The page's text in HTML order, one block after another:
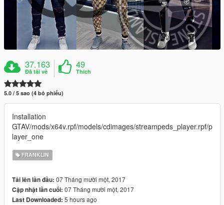
37.163
Đã tải về
49
Thích
5.0 / 5 sao (4 bỏ phiếu)
Installation
GTAV/mods/x64v.rpf/models/cdimages/streampeds_player.rpf/p
layer_one
FRANKLIN
Tải lên lần đầu: 07 Tháng mười một, 2017
Cập nhật lần cuối: 07 Tháng mười một, 2017
Last Downloaded: 5 hours ago